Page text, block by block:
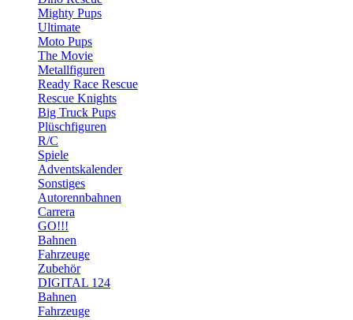
Mighty Pups
Ultimate
Moto Pups
The Movie
Metallfiguren
Ready Race Rescue
Rescue Knights
Big Truck Pups
Plüschfiguren
R/C
Spiele
Adventskalender
Sonstiges
Autorennbahnen
Carrera
GO!!!
Bahnen
Fahrzeuge
Zubehör
DIGITAL 124
Bahnen
Fahrzeuge